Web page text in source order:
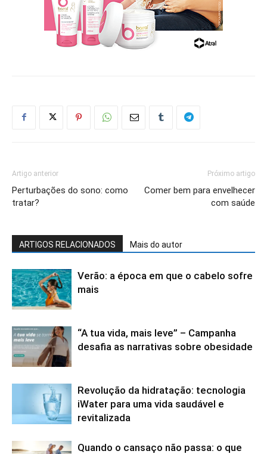
Artigo anterior
Perturbações do sono: como
tratar?
Próximo artigo
Comer bem para envelhecer
com saúde
ARTIGOS RELACIONADOS Mais do autor
Verão: a época em que o cabelo sofre
mais
“A tua vida, mais leve” – Campanha
desafia as narrativas sobre obesidade
Revolução da hidratação: tecnologia
iWater para uma vida saudável e
revitalizada
Quando o cansaço não passa: o que